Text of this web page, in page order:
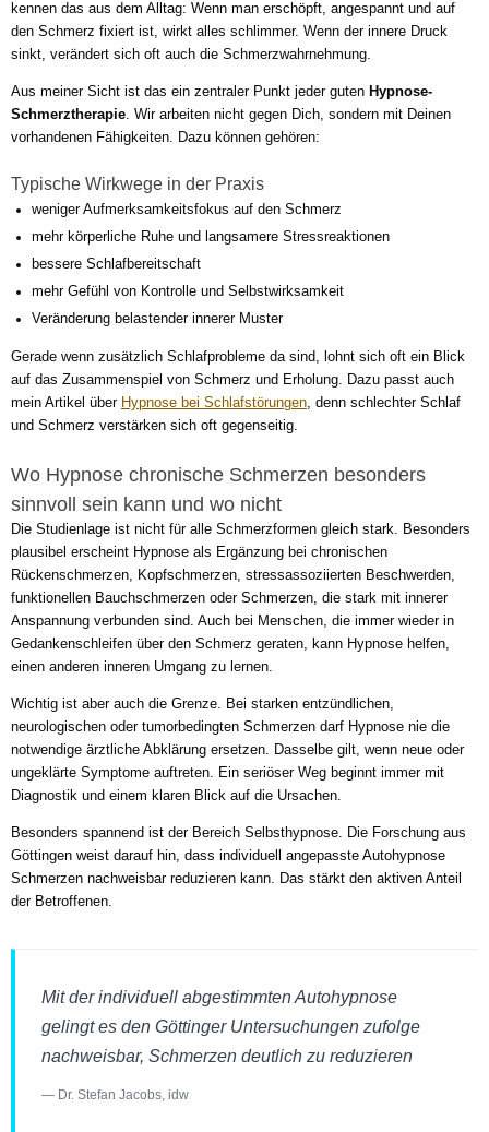
kennen das aus dem Alltag: Wenn man erschöpft, angespannt und auf
den Schmerz fixiert ist, wirkt alles schlimmer. Wenn der innere Druck
sinkt, verändert sich oft auch die Schmerzwahrnehmung.
Aus meiner Sicht ist das ein zentraler Punkt jeder guten Hypnose-
Schmerztherapie . Wir arbeiten nicht gegen Dich, sondern mit Deinen
vorhandenen Fähigkeiten. Dazu können gehören:
Typische Wirkwege in der Praxis
weniger Aufmerksamkeitsfokus auf den Schmerz
mehr körperliche Ruhe und langsamere Stressreaktionen
bessere Schlafbereitschaft
mehr Gefühl von Kontrolle und Selbstwirksamkeit
Veränderung belastender innerer Muster
Gerade wenn zusätzlich Schlafprobleme da sind, lohnt sich oft ein Blick
auf das Zusammenspiel von Schmerz und Erholung. Dazu passt auch
mein Artikel über Hypnose bei Schlafstörungen, denn schlechter Schlaf
und Schmerz verstärken sich oft gegenseitig.
Wo Hypnose chronische Schmerzen besonders
sinnvoll sein kann und wo nicht
Die Studienlage ist nicht für alle Schmerzformen gleich stark. Besonders
plausibel erscheint Hypnose als Ergänzung bei chronischen
Rückenschmerzen, Kopfschmerzen, stressassoziierten Beschwerden,
funktionellen Bauchschmerzen oder Schmerzen, die stark mit innerer
Anspannung verbunden sind. Auch bei Menschen, die immer wieder in
Gedankenschleifen über den Schmerz geraten, kann Hypnose helfen,
einen anderen inneren Umgang zu lernen.
Wichtig ist aber auch die Grenze. Bei starken entzündlichen,
neurologischen oder tumorbedingten Schmerzen darf Hypnose nie die
notwendige ärztliche Abklärung ersetzen. Dasselbe gilt, wenn neue oder
ungeklärte Symptome auftreten. Ein seriöser Weg beginnt immer mit
Diagnostik und einem klaren Blick auf die Ursachen.
Besonders spannend ist der Bereich Selbsthypnose. Die Forschung aus
Göttingen weist darauf hin, dass individuell angepasste Autohypnose
Schmerzen nachweisbar reduzieren kann. Das stärkt den aktiven Anteil
der Betroffenen.
Mit der individuell abgestimmten Autohypnose
gelingt es den Göttinger Untersuchungen zufolge
nachweisbar, Schmerzen deutlich zu reduzieren
— Dr. Stefan Jacobs, idw